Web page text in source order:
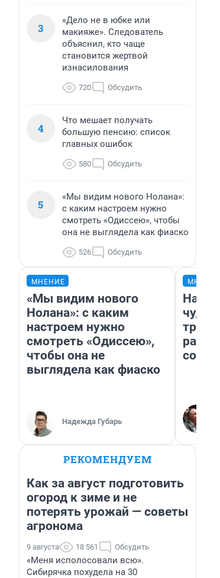
3
«Дело не в юбке или
макияже». Следователь
объяснил, кто чаще
становится жертвой
изнасилования
720 Обсудить
4
Что мешает получать
большую пенсию: список
главных ошибок
580 Обсудить
5
«Мы видим нового Нолана»:
с каким настроем нужно
смотреть «Одиссею», чтобы
она не выглядела как фиаско
526 Обсудить
МНЕНИЕ
«Мы видим нового
Нолана»: с каким
настроем нужно
смотреть «Одиссею»,
чтобы она не
выглядела как фиаско
Надежда Губарь
РЕКОМЕНДУЕМ
Как за август подготовить
огород к зиме и не
потерять урожай — советы
агронома
9 августа 18 561 Обсудить
«Меня исполосовали всю».
Сибирячка похудела на 30